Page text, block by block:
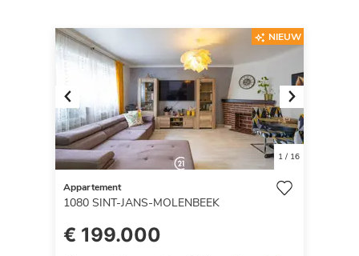
Previous Next
1/ 16
NIEUW
Appartement
1080 SINT-JANS-MOLENBEEK
€ 199.000